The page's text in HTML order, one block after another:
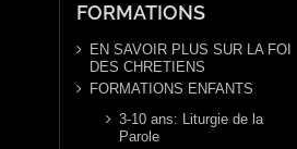
FORMATIONS
EN SAVOIR PLUS SUR LA FOI
DES CHRETIENS
FORMATIONS ENFANTS
3-10 ans: Liturgie de la
Parole